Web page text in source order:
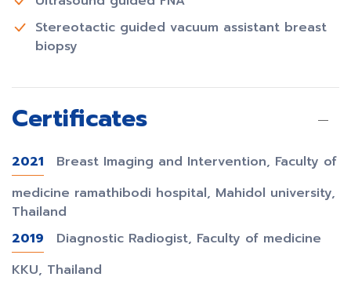
Stereotactic guided vacuum assistant breast
biopsy
Certificates
2021
Breast Imaging and Intervention, Faculty of
medicine ramathibodi hospital, Mahidol university,
Thailand
2019
Diagnostic Radiogist, Faculty of medicine
KKU, Thailand